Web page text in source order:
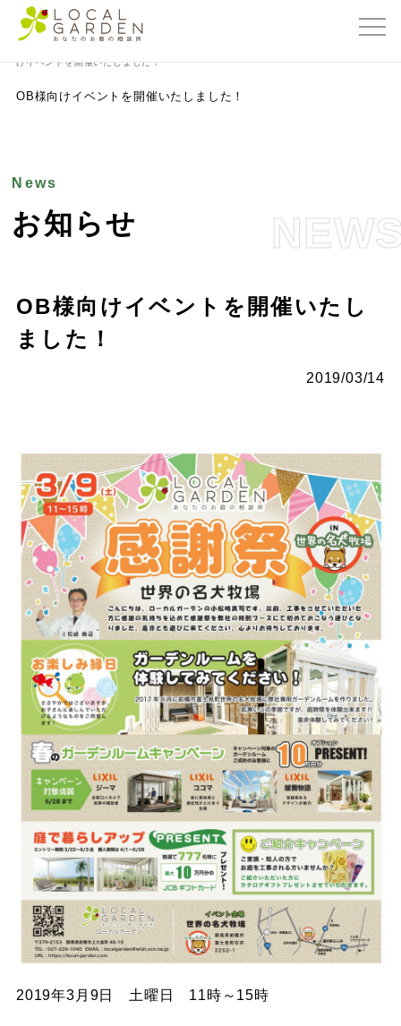
群馬県前橋市の外構・エクステリア専門店ローカルガーデン
けイベントを開催いたしました！
OB様向けイベントを開催いたしました！
News
お知らせ
OB様向けイベントを開催いたし
ました！
2019/03/14
2019年3月9日 土曜日 11時～15時